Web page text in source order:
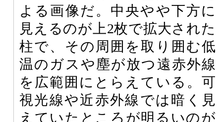
よる画像だ。中央やや下方に
見えるのが上2枚で拡大された
柱で、その周囲を取り囲む低
温のガスや塵が放つ遠赤外線
を広範囲にとらえている。可
視光線や近赤外線では暗く見
えていたところが明るいのが